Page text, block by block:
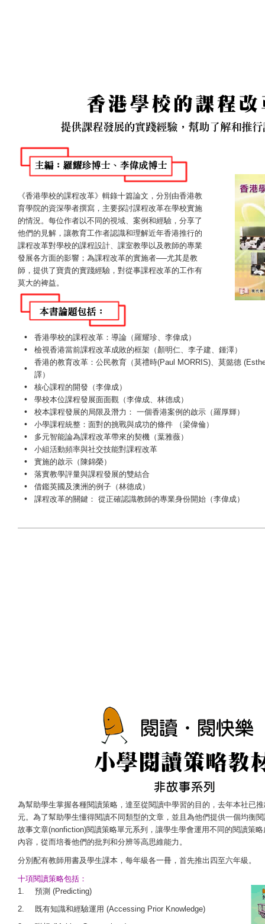
《香港學校的課程改革》輯錄十篇論文，分別由香港教
育學院的資深學者撰寫，主要探討課程改革在學校實施
的情況。每位作者以不同的視域、案例和經驗，分享了
他們的見解，讓教育工作者認識和理解近年香港推行的
課程改革對學校的課程設計、課室教學以及教師的專業
發展各方面的影響；為課程改革的實施者──尤其是教
師，提供了寶貴的實踐經驗，對從事課程改革的工作有
莫大的裨益。
• 香港學校的課程改革：導論（羅耀珍、李偉成）
• 檢視香港當前課程改革成敗的框架（顏明仁、李子建、鍾澤）
•
香港的教育改革：公民教育（莫禮時(Paul MORRIS)、莫懿德
譯）
• 核心課程的開發（李偉成）
• 學校本位課程發展面面觀（李偉成、林德成）
• 校本課程發展的局限及潛力： 一個香港案例的啟示（羅厚輝）
• 小學課程統整：面對的挑戰與成功的條件 （梁偉倫）
• 多元智能論為課程改革帶來的契機（葉雅薇）
• 小組活動頻率與社交技能對課程改革
• 實施的啟示（陳錦榮）
• 落實教學評量與課程發展的雙結合
• 借鑑英國及澳洲的例子（林德成）
• 課程改革的關鍵： 從正確認識教師的專業身份開始（李偉成）
為幫助學生掌握各種閱讀策略，達至從閱讀中學習的目的，去年本社已
元。為了幫助學生懂得閱讀不同類型的文章，並且為他們提供一個均衡
故事文章(nonfiction)閱讀策略單元系列，讓學生學會運用不同的閱讀策
內容，從而培養他們的批判和分辨等高思維能力。
分別配有教師用書及學生課本，每年級各一冊，首先推出四至六年級。
十項閱讀策略包括：
1.
預測 (Predicting)
2.
既有知識和經驗運用 (Accessing Prior Knowledge)